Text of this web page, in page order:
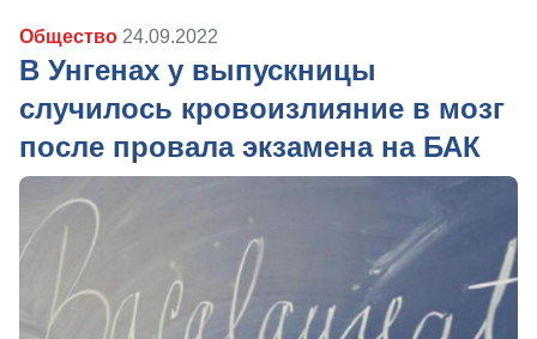
Общество 24.09.2022
В Унгенах у выпускницы
случилось кровоизлияние в мозг
после провала экзамена на БАК